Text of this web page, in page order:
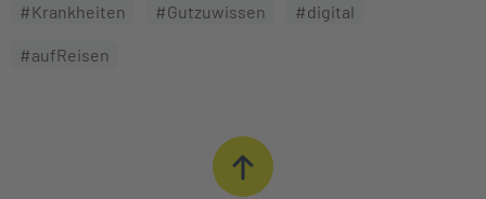
#Krankheiten #Gutzuwissen #digital
#aufReisen